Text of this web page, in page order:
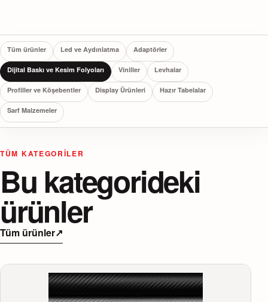
Tüm ürünler Led ve Aydınlatma Adaptörler
Dijital Baskı ve Kesim Folyoları Viniller Levhalar
Profiller ve Köşebentler Display Ürünleri Hazır Tabelalar
Sarf Malzemeler
TÜM KATEGORILER
Bu kategorideki
ürünler
Tüm ürünler↗